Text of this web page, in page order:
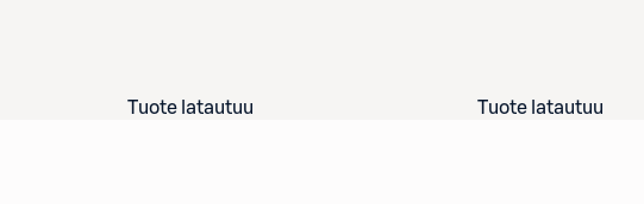
Tuote latautuu Tuote latautuu